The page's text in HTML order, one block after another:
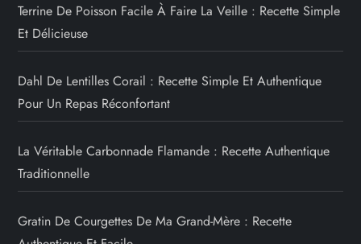
t
i
o
n
d
e
Terrine De Poisson Facile À Faire La Veille : Recette Simple
Et Délicieuse
Dahl De Lentilles Corail : Recette Simple Et Authentique
Pour Un Repas Réconfortant
La Véritable Carbonnade Flamande : Recette Authentique
Traditionnelle
Gratin De Courgettes De Ma Grand-Mère : Recette